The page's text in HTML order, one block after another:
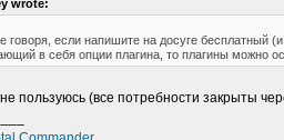
wrote:
говоря, если напишите на досуге бесплатный
в себя опции плагина, то плагины можно
пользуюсь (все потребности закрыты